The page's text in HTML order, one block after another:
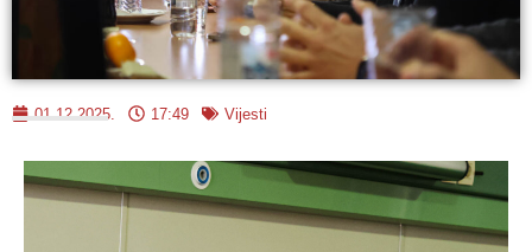
01.12.2025. 17:49 Vijesti